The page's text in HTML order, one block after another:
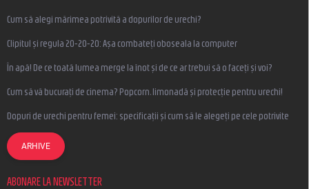
Cum să alegi mărimea potrivită a dopurilor de urechi?
Clipitul și regula 20-20-20: Așa combateți oboseala la computer
În apă! De ce toată lumea merge la înot și de ce ar trebui să o faceți și voi?
Cum să vă bucurați de cinema? Popcorn, limonadă și protecție pentru urechi!
Dopuri de urechi pentru femei: specificații și cum să le alegeți pe cele potrivite
ARHIVE
ABONARE LA NEWSLETTER